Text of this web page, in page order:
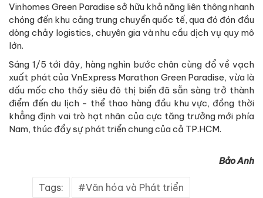
Vinhomes Green Paradise sở hữu khả năng liên thông nhanh
chóng đến khu cảng trung chuyển quốc tế, qua đó đón đầu
dòng chảy logistics, chuyên gia và nhu cầu dịch vụ quy mô
lớn.
Sáng 1/5 tới đây, hàng nghìn bước chân cùng đổ về vạch
xuất phát của VnExpress Marathon Green Paradise, vừa là
dấu mốc cho thấy siêu đô thị biển đã sẵn sàng trở thành
điểm đến du lịch - thể thao hàng đầu khu vực, đồng thời
khẳng định vai trò hạt nhân của cực tăng trưởng mới phía
Nam, thúc đẩy sự phát triển chung của cả TP.HCM.
Bảo Anh
Tags: Văn hóa và Phát triển